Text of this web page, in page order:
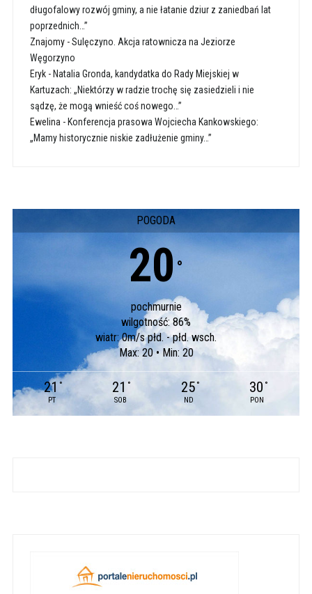
długofalowy rozwój gminy, a nie łatanie dziur z zaniedbań lat
poprzednich…”
Znajomy-Sulęczyno. Akcja ratownicza na Jeziorze
Węgorzyno
Eryk- Natalia Gronda, kandydatka do Rady Miejskiej w
Kartuzach: „Niektórzy w radzie trochę się zasiedzieli i nie
sądzę, że mogą wnieść coś nowego…”
Ewelina - Konferencja prasowa Wojciecha Kankowskiego:
„Mamy historycznie niskie zadłużenie gminy…”
POGODA
20 °
pochmurnie
wilgotność: 86%
wiatr: 0m/s płd. - płd. wsch.
Max: 20 • Min: 20
21 °
PT
21 °
SOB
25 °
ND
30 °
PON